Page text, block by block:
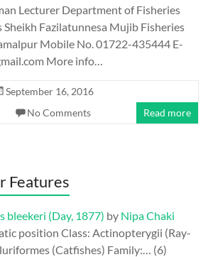
Lecturer Department of Fisheries
Sheikh Fazilatunnesa Mujib Fisheries
Mobile No. 01722-435444 E-
More info…
September 16, 2016
No Comments Read more
Features
bleekeri (Day, 1877) by Nipa Chaki
position Class: Actinopterygii (Ray-
(Catfishes) Family:… (6)